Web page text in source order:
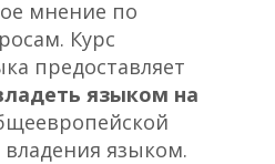
мнение по
Курс
предоставляет
языком на
языком.